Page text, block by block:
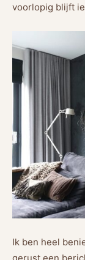
voorlopig blijft
Ik ben heel
gerust een